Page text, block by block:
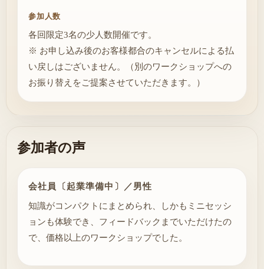
参加人数
各回限定3名の少人数開催です。
※ お申し込み後のお客様都合のキャンセルによる払
い戻しはございません。（別のワークショップへの
お振り替えをご提案させていただきます。）
参加者の声
会社員〔起業準備中〕／男性
知識がコンパクトにまとめられ、しかもミニセッシ
ョンも体験でき、フィードバックまでいただけたの
で、価格以上のワークショップでした。